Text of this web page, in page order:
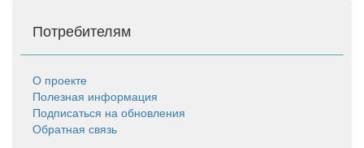
Потребителям
О проекте
Полезная информация
Подписаться на обновления
Обратная связь